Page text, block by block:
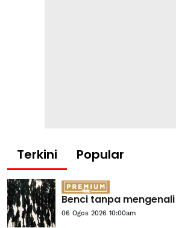
Terkini Popular
Benci tanpa mengenali
06 Ogos 2026 10:00am